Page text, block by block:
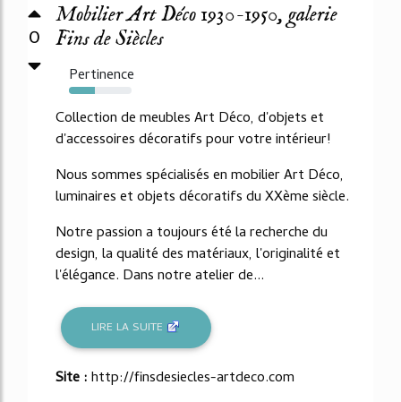
0
Mobilier Art Déco 1930-1950, galerie
Fins de Siècles
Pertinence
42%
Collection de meubles Art Déco, d'objets et
d'accessoires décoratifs pour votre intérieur!
Nous sommes spécialisés en mobilier Art Déco,
luminaires et objets décoratifs du XXème siècle.
Notre passion a toujours été la recherche du
design, la qualité des matériaux, l'originalité et
l'élégance. Dans notre atelier de...
LIRE LA SUITE
Site :http://finsdesiecles-artdeco.com